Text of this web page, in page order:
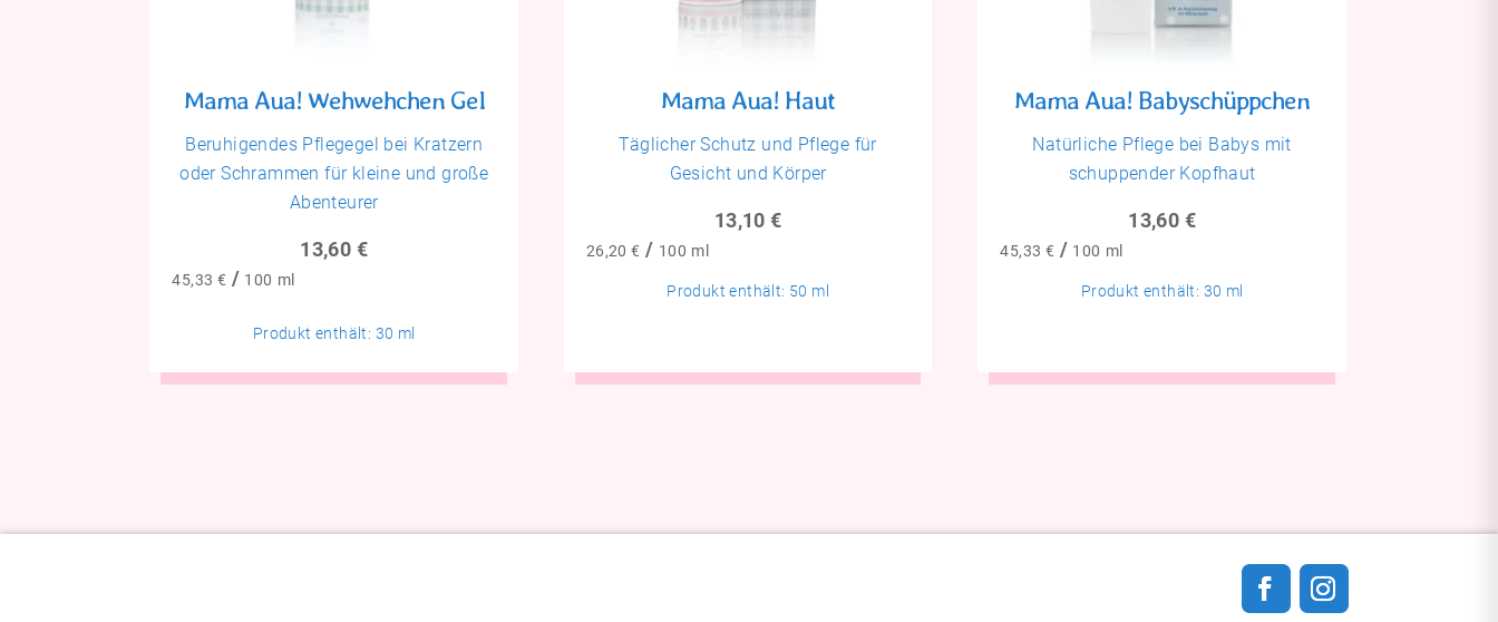
Mama Aua! Wehweh­chen Gel
Beruhigendes Pflegegel bei Kratzern
oder Schrammen für kleine und große
Abenteurer
13,60 €
45,33 € / 100 ml
Produkt enthält: 30 ml
Mama Aua! Haut
Täglicher Schutz und Pflege für
Gesicht und Körper
13,10€
26,20€ / 100 ml
Produkt enthält: 50 ml
Mama Aua! Baby­schüppchen
Natürliche Pflege bei Babys mit
schuppender Kopfhaut
13,60 €
45,33 € / 100 ml
Produkt enthält: 30 ml